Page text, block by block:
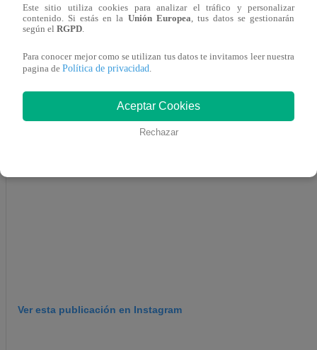
embocar un aro; mientras que su colega embocó 2
Ver esta publicación en Instagram
Este sitio utiliza cookies para analizar el tráfico y personalizar
contenido. Si estás en la Unión Europea, tus datos se gestionarán
según el RGPD.
Para conocer mejor como se utilizan tus datos te invitamos leer nuestra
pagina de Política de privacidad.
Aceptar Cookies
Rechazar